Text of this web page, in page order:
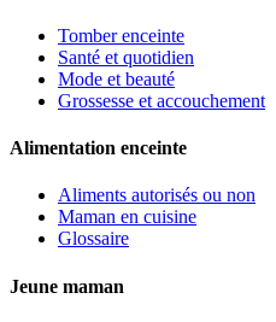
Tomber enceinte
Santé et quotidien
Mode et beauté
Grossesse et accouchement
Alimentation enceinte
Aliments autorisés ou non
Maman en cuisine
Glossaire
Jeune maman